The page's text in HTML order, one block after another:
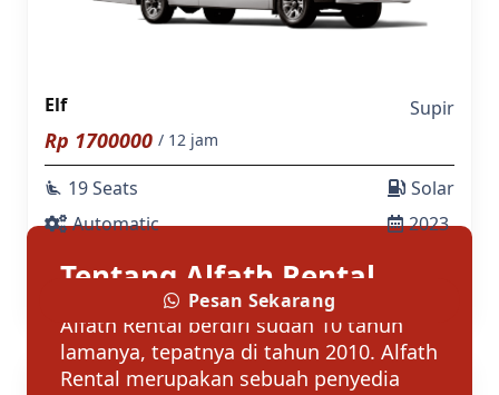
Elf Supir
Rp 1700000 / 12 jam
airline_seat_recline_extra 19 Seats
Automatic
Solar
2023
Pesan Sekarang
Tentang Alfath Rental
Alfath Rental berdiri sudah 10 tahun
lamanya, tepatnya di tahun 2010. Alfath
Rental merupakan sebuah penyedia